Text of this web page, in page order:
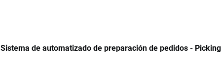
Sistema de automatizado de preparación de pedidos -